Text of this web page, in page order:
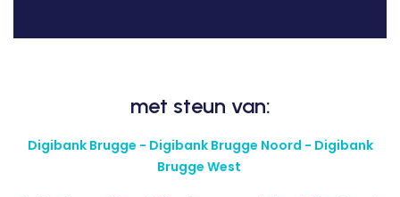
met steun van:
Digibank Brugge - Digibank Brugge Noord - Digibank
Brugge West